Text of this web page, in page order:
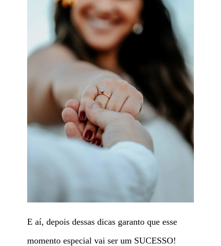
E aí, depois dessas dicas garanto que esse
momento especial vai ser um SUCESSO!